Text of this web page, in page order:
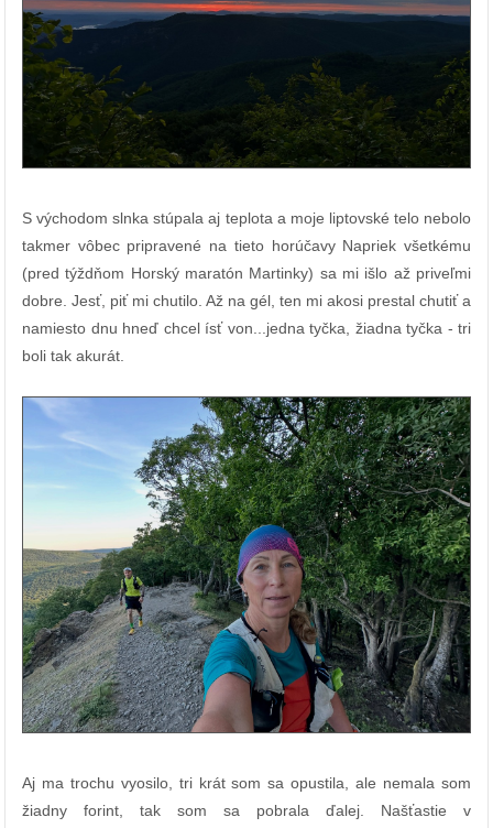
S východom slnka stúpala aj teplota a moje liptovské telo nebolo
takmer vôbec pripravené na tieto horúčavy Napriek všetkému
(pred týždňom Horský maratón Martinky) sa mi išlo až priveľmi
dobre. Jesť, piť mi chutilo. Až na gél, ten mi akosi prestal chutiť a
namiesto dnu hneď chcel ísť von...jedna tyčka, žiadna tyčka - tri
boli tak akurát.
Aj ma trochu vyosilo, tri krát som sa opustila, ale nemala som
žiadny forint, tak som sa pobrala ďalej. Našťastie v